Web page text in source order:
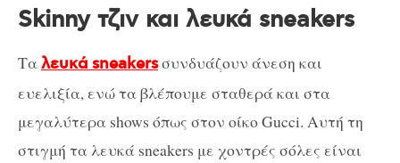
Skinny τζιν και λευκά sneakers
Ταλευκά sneakersσυνδυάζουν άνεση και
ευελιξία, ενώ τα βλέπουμε σταθερά και στα
μεγαλύτερα shows όπως στον οίκο Gucci. Αυτή τη
στιγμή τα λευκά sneakers με χοντρές σόλες είναι